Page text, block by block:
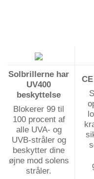
Solbrillerne har
UV400
beskyttelse
Blokerer 99 til
100 procent af
alle UVA- og
UVB-stråler og
beskytter dine
øjne mod solens
stråler.